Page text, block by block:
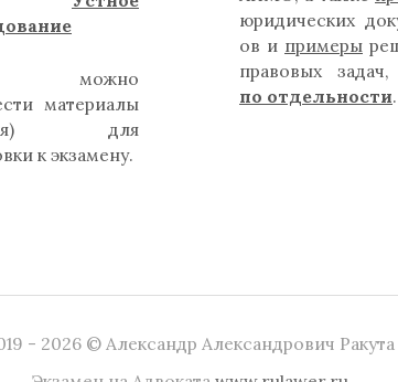
можно
материалы
для
к экзамену.
юридических
ов и примеры
правовых
по отдельности.
- 2026 © Александр Александрович Ракута